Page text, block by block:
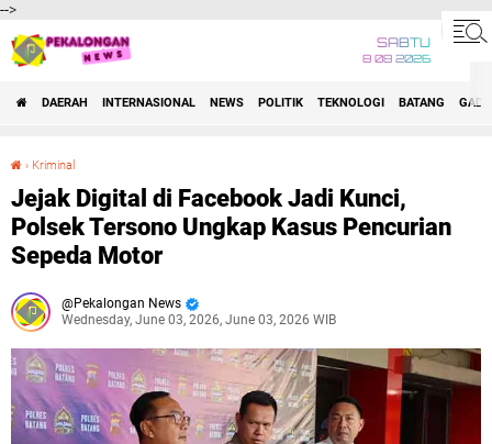
-->
SABTU
8 08 2026
DAERAH INTERNASIONAL NEWS POLITIK TEKNOLOGI BATANG
› Kriminal
Jejak Digital di Facebook Jadi Kunci,
Polsek Tersono Ungkap Kasus Pencurian
Sepeda Motor
Pekalongan News
Wednesday, June 03, 2026, June 03, 2026 WIB